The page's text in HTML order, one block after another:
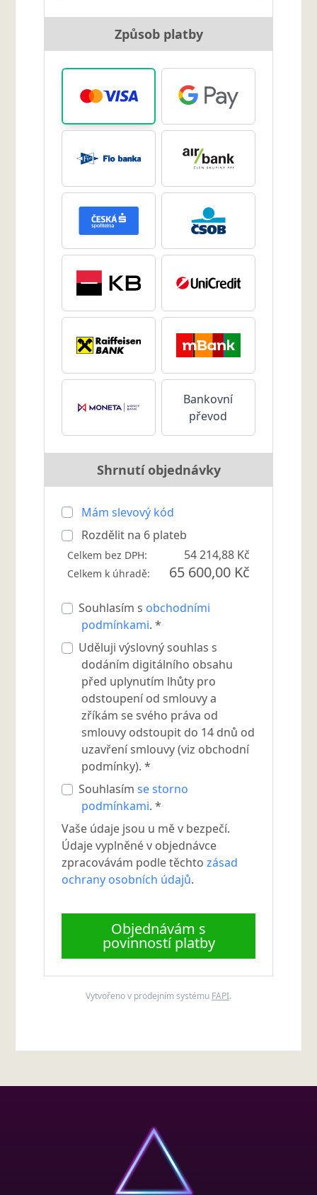
Způsob platby
Bankovní
převod
Shrnutí objednávky
Mám slevový kód
Rozdělit na 6 plateb
Celkem bez DPH: 54 214,88 Kč
Celkem k úhradě: 65 600,00 Kč
Souhlasím s obchodními
podmínkami. *
Uděluji výslovný souhlas s
dodáním digitálního obsahu
před uplynutím lhůty pro
odstoupení od smlouvy a
zříkám se svého práva od
smlouvy odstoupit do 14 dnů od
uzavření smlouvy (viz obchodní
podmínky). *
Souhlasímse storno
podmínkami. *
Vaše údaje jsou u mě v bezpečí.
Údaje vyplněné v objednávce
zpracovávám podle těchtozásad
ochrany osobních údajů.
Objednávám s
povinností platby
Vytvořeno v prodejním systému FAPI.